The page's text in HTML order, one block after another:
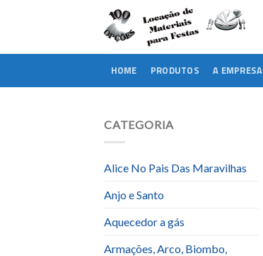
HOME PRODUTOS A EMPRESA
CATEGORIA
Alice No Pais Das Maravilhas
Anjo e Santo
Aquecedor a gás
Armações, Arco, Biombo,